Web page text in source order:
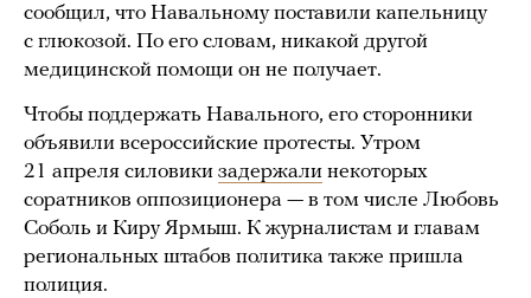
сообщил, что Навальному поставили капельницу
с глюкозой. По его словам, никакой другой
медицинской помощи он не получает.
Чтобы поддержать Навального, его сторонники
объявили всероссийские протесты. Утром
21 апреля силовики задержали некоторых
соратников оппозиционера — в том числе Любовь
Соболь и Киру Ярмыш. К журналистам и главам
региональных штабов политика также пришла
полиция.